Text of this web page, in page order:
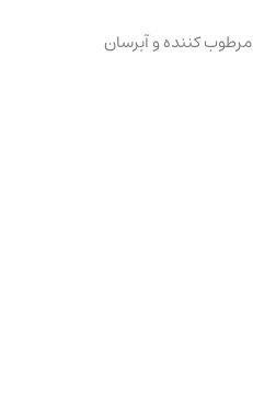
مرطوب کننده و آبرسان